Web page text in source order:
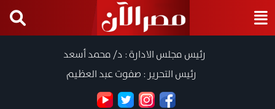
رئيس مجلس الادارة : د/ محمد أسعد
رئيس التحرير : صفوت عبد العظيم